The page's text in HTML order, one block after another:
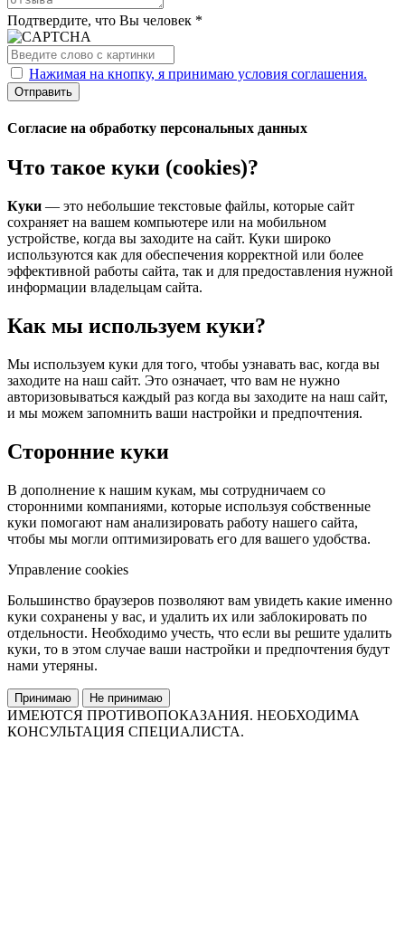
Подтвердите, что Вы человек *
Нажимая на кнопку, я принимаю условия соглашения.
Отправить
Согласие на обработку персональных данных
Что такое куки (cookies)?
Куки — это небольшие текстовые файлы, которые сайт
сохраняет на вашем компьютере или на мобильном
устройстве, когда вы заходите на сайт. Куки широко
используются как для обеспечения корректной или более
эффективной работы сайта, так и для предоставления нужной
информации владельцам сайта.
Как мы используем куки?
Мы используем куки для того, чтобы узнавать вас, когда вы
заходите на наш сайт. Это означает, что вам не нужно
авторизовываться каждый раз когда вы заходите на наш сайт,
и мы можем запомнить ваши настройки и предпочтения.
Сторонние куки
В дополнение к нашим кукам, мы сотрудничаем со
сторонними компаниями, которые используя собственные
куки помогают нам анализировать работу нашего сайта,
чтобы мы могли оптимизировать его для вашего удобства.
Управление cookies
Большинство браузеров позволяют вам увидеть какие именно
куки сохранены у вас, и удалить их или заблокировать по
отдельности. Необходимо учесть, что если вы решите удалить
куки, то в этом случае ваши настройки и предпочтения будут
нами утеряны.
Принимаю Не принимаю
ИМЕЮТСЯ ПРОТИВОПОКАЗАНИЯ. НЕОБХОДИМА
КОНСУЛЬТАЦИЯ СПЕЦИАЛИСТА.